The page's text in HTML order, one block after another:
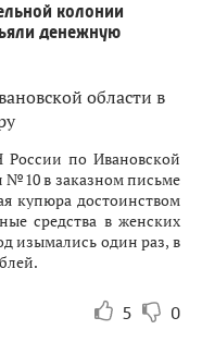
колонии
денежную
по Ивановской
№10 в заказном письме
купюра достоинством
средства в женских
изымались один раз, в
5 0